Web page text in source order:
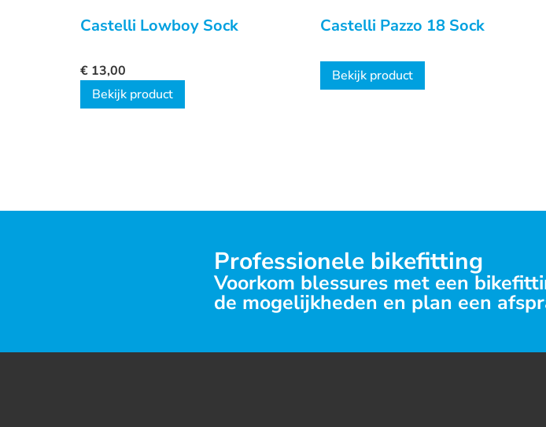
Castelli Lowboy Sock
€ 13,00
Bekijk product
Castelli Pazzo 18 Sock
Bekijk product
Professionele bikefitting
Voorkom blessures met een
de mogelijkheden en plan een